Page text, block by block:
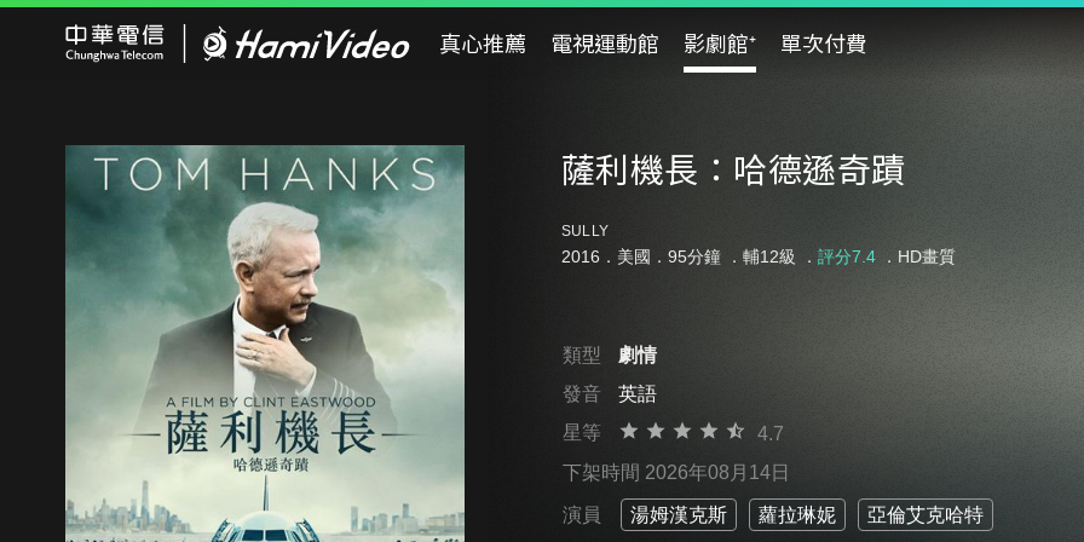
真心推薦 電視運動館 影劇館⁺ 單次付費
薩利機長：哈德遜奇蹟
SULLY
2016．美國．95分鐘 ． 輔12級 ． 評分7.4．HD畫質
類型
劇情
發音
英語
星等
4.7
下架時間 2026年08月14日
演員 湯姆漢克斯 蘿拉琳妮 亞倫艾克哈特